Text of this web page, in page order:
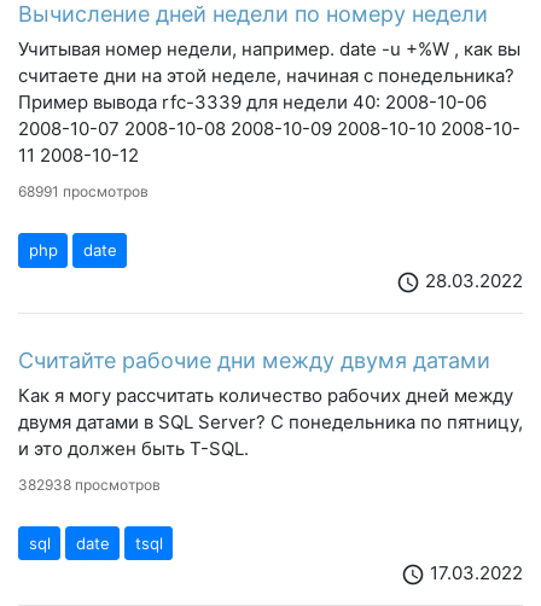
Вычисление дней недели по номеру недели
Учитывая номер недели, например. date -u +%W , как вы
считаете дни на этой неделе, начиная с понедельника?
Пример вывода rfc-3339 для недели 40: 2008-10-06
2008-10-07 2008-10-08 2008-10-09 2008-10-10 2008-10-
11 2008-10-12
68991 просмотров
php date
schedule 28.03.2022
Считайте рабочие дни между двумя датами
Как я могу рассчитать количество рабочих дней между
двумя датами в SQL Server? С понедельника по пятницу,
и это должен быть T-SQL.
382938 просмотров
sql date tsql
schedule 17.03.2022